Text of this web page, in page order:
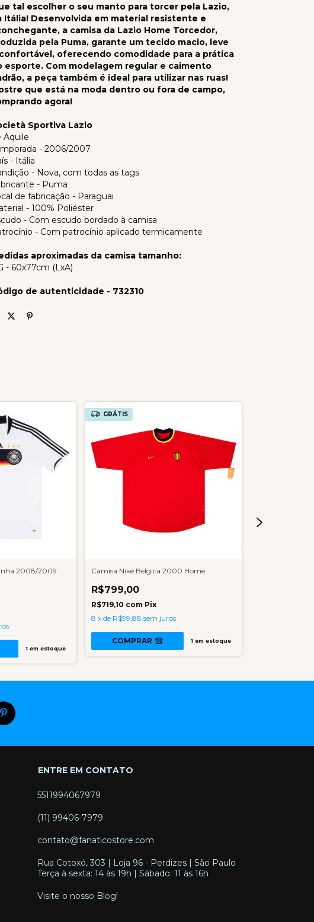
tal escolher o seu manto para torcer pela Lazio,
Itália! Desenvolvida em material resistente e
a camisa da Lazio Home Torcedor,
pela Puma, garante um tecido macio, leve
oferecendo comodidade para a prática
esporte. Com modelagem regular e caimento
a peça também é ideal para utilizar nas ruas!
que está na moda dentro ou fora de campo,
agora!
Sportiva Lazio
Aquile
- 2006/2007
- Itália
- Nova, com todas as tags
- Puma
de fabricação - Paraguai
- 100% Poliéster
- Com escudo bordado à camisa
- Com patrocínio aplicado termicamente
aproximadas da camisa tamanho:
- 60x77cm (LxA)
de autenticidade - 732310
2008/2009
1em estoque
GRÁTIS
Camisa Nike Bélgica 2000 Home
R$799,00
R$719,10 com Pix
8 x de R$99,88 sem juros
COMPRAR 1em estoque
ENTRE EM CONTATO
5511994067979
(11) 99406-7979
contato@fanaticostore.com
Rua Cotoxó, 303 | Loja 96 - Perdizes | São Paulo
Terça à sexta: 14 às 19h | Sábado: 11 às 16h
Visite o nosso Blog!